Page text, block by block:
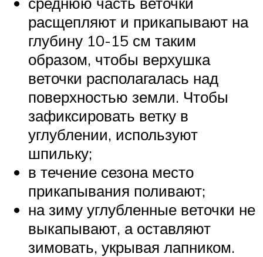
расщепляют и прикапывают на
глубину 10-15 см таким
образом, чтобы верхушка
веточки располагалась над
поверхностью земли. Чтобы
зафиксировать ветку в
углублении, используют
шпильку;
в течение сезона место
прикапывания поливают;
на зиму углубленные веточки не
выкапывают, а оставляют
зимовать, укрывая лапником.